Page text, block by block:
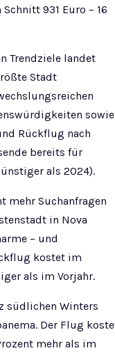
931 Euro – 16
Trendziele landet
Stadt
sowie
Rückflug nach
bereits für
als 2024).
mehr Suchanfragen
in Nova
– und
kostet im
als im Vorjahr.
südlichen Winters
Der Flug
mehr als im